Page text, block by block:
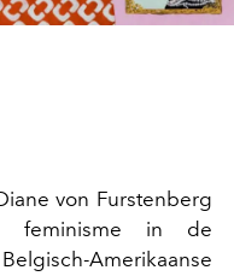
von Furstenberg
feminisme in de
Amerikaanse